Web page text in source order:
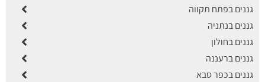
גננים בפתח תקווה
גננים בנתניה
גננים בחולון
גננים ברעננה
גננים בכפר סבא